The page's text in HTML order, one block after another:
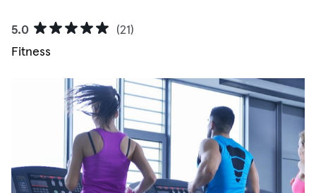
5.0
(21)
Fitness